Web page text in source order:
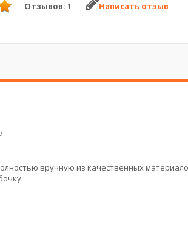
Отзывов: 1 Написать отзыв
вручную из качественных